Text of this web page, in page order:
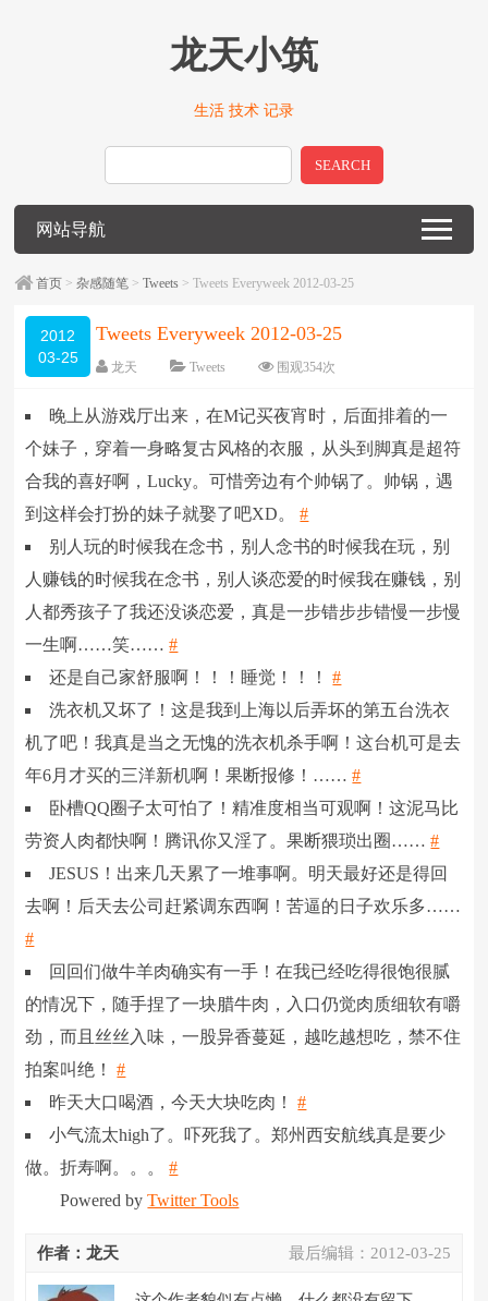
龙天小筑
生活 技术 记录
SEARCH
网站导航
首页 >杂感随笔 >Tweets > Tweets Everyweek 2012-03-25
2012
03-25
Tweets Everyweek 2012-03-25
龙天 Tweets 围观354次
字体： 大 中 小
晚上从游戏厅出来，在M记买夜宵时，后面排着的一
个妹子，穿着一身略复古风格的衣服，从头到脚真是超符
合我的喜好啊，Lucky。可惜旁边有个帅锅了。帅锅，遇
到这样会打扮的妹子就娶了吧XD。#
别人玩的时候我在念书，别人念书的时候我在玩，别
人赚钱的时候我在念书，别人谈恋爱的时候我在赚钱，别
人都秀孩子了我还没谈恋爱，真是一步错步步错慢一步慢
一生啊……笑……#
还是自己家舒服啊！！！睡觉！！！#
洗衣机又坏了！这是我到上海以后弄坏的第五台洗衣
机了吧！我真是当之无愧的洗衣机杀手啊！这台机可是去
年6月才买的三洋新机啊！果断报修！……#
卧槽QQ圈子太可怕了！精准度相当可观啊！这泥马比
劳资人肉都快啊！腾讯你又淫了。果断猥琐出圈……#
JESUS！出来几天累了一堆事啊。明天最好还是得回
去啊！后天去公司赶紧调东西啊！苦逼的日子欢乐多……
#
回回们做牛羊肉确实有一手！在我已经吃得很饱很腻
的情况下，随手捏了一块腊牛肉，入口仍觉肉质细软有嚼
劲，而且丝丝入味，一股异香蔓延，越吃越想吃，禁不住
拍案叫绝！#
昨天大口喝酒，今天大块吃肉！#
小气流太high了。吓死我了。郑州西安航线真是要少
做。折寿啊。。。#
Powered byTwitter Tools
最后编辑： 2012-03-25
作者：龙天